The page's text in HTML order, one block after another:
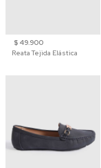
$ 49.900
Reata Tejida Elástica